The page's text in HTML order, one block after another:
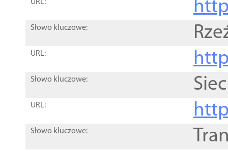
URL:
Słowo kluczowe:
URL:
Słowo kluczowe:
URL:
Słowo kluczowe: